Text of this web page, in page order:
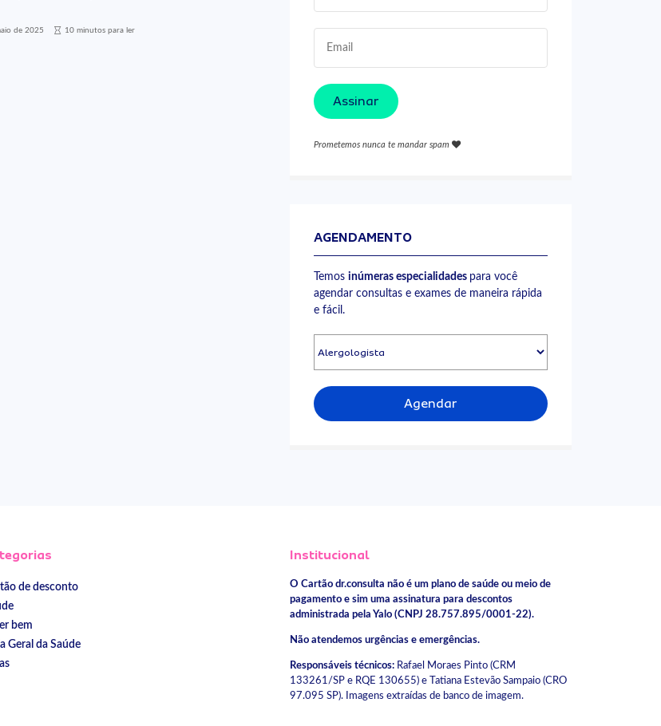
de 2025 10 minutos para ler
Assinar
Prometemos nunca te mandar spam
AGENDAMENTO
Temos inúmeras especialidades para você
agendar consultas e exames de maneira rápida
e fácil.
Agendar
de desconto
bem
Geral da Saúde
Institucional
O Cartão dr.consulta não é um plano de saúde ou meio de
pagamento e sim uma assinatura para descontos
administrada pela Yalo (CNPJ 28.757.895/0001-22).
Não atendemos urgências e emergências.
Responsáveis técnicos:Rafael Moraes Pinto (CRM
133261/SP e RQE 130655) e Tatiana Estevão Sampaio (CRO
97.095 SP). Imagens extraídas de banco de imagem.